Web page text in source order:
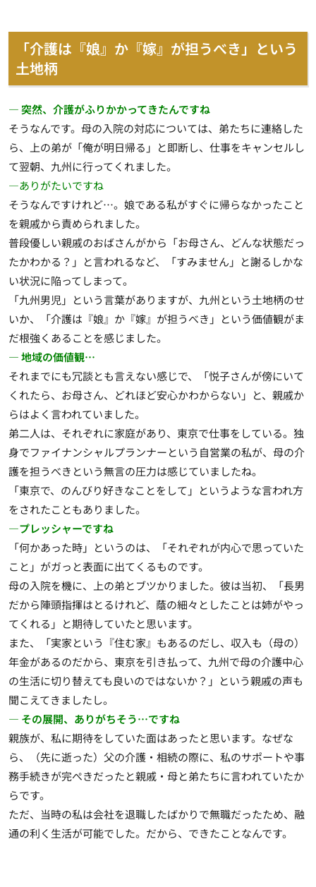
「介護は『娘』か『嫁』が担うべき」という
土地柄
― 突然、介護がふりかかってきたんですね
そうなんです。母の入院の対応については、弟たちに連絡した
ら、上の弟が「俺が明日帰る」と即断し、仕事をキャンセルし
て翌朝、九州に行ってくれました。
―ありがたいですね
そうなんですけれど…。娘である私がすぐに帰らなかったこと
を親戚から責められました。
普段優しい親戚のおばさんがから「お母さん、どんな状態だっ
たかわかる？」と言われるなど、「すみません」と謝るしかな
い状況に陥ってしまって。
「九州男児」という言葉がありますが、 九州という土地柄のせ
いか、「介護は『娘』か『嫁』が担うべき」という価値観がま
だ根強くあることを感じました。
― 地域の価値観…
それまでにも冗談とも言えない感じで、「悦子さんが傍にいて
くれたら、お母さん、どれほど安心かわからない」と、親戚か
らはよく言われていました。
弟二人は、それぞれに家庭があり、東京で仕事をしている。独
身でファイナンシャルプランナーという自営業の私が、母の介
護を担うべきという無言の圧力は感じていましたね。
「東京で、のんびり好きなことをして」というような言われ方
をされたこともありました。
―プレッシャーですね
「何かあった時」というのは、「それぞれが内心で思っていた
こと」がガっと表面に出てくるものです。
母の入院を機に、上の弟とブツかりました。彼は当初、「長男
だから陣頭指揮はとるけれど、蔭の細々としたことは姉がやっ
てくれる」と期待していたと思います。
また、「実家という『住む家』もあるのだし、収入も（母の）
年金があるのだから、東京を引き払って、九州で母の介護中心
の生活に切り替えても良いのではないか？」という親戚の声も
聞こえてきましたし。
― その展開、ありがちそう…ですね
親族が、私に期待をしていた面はあったと思います。なぜな
ら、（先に逝った）父の介護・相続の際に、私のサポートや事
務手続きが完ぺきだったと親戚・母と弟たちに言われていたか
らです。
ただ、当時の私は会社を退職したばかりで無職だったため、融
通の利く生活が可能でした。だから、できたことなんです。